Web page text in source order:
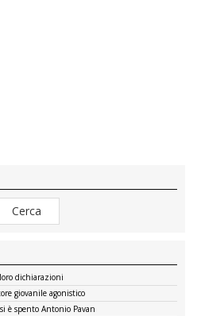
dichiarazioni
giovanile agonistico
è spento Antonio Pavan